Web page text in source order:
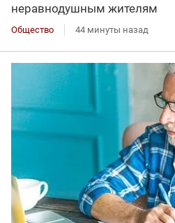
неравнодушным жителям
Общество 44 минуты назад